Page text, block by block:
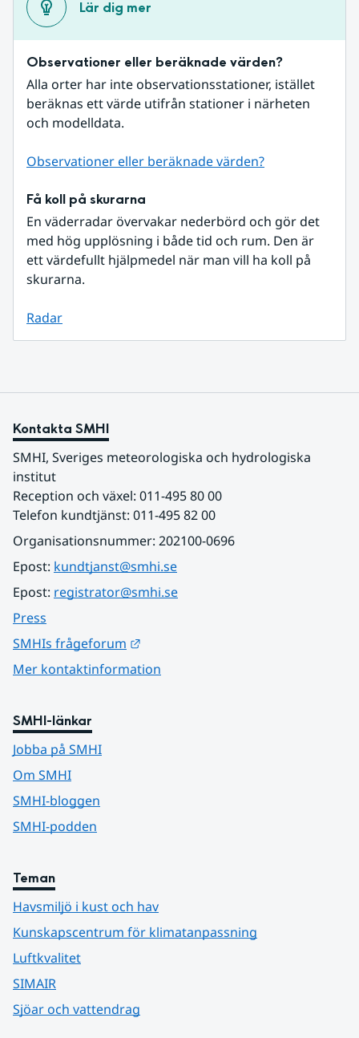
Lär dig mer
Observationer eller beräknade värden?
Alla orter har inte observationsstationer, istället
beräknas ett värde utifrån stationer i närheten
och modelldata.
Observationer eller beräknade värden?
Få koll på skurarna
En väderradar övervakar nederbörd och gör det
med hög upplösning i både tid och rum. Den är
ett värdefullt hjälpmedel när man vill ha koll på
skurarna.
Radar
Kontakta SMHI
SMHI, Sveriges meteorologiska och hydrologiska
institut
Reception och växel: 011-495 80 00
Telefon kundtjänst: 011-495 82 00
Organisationsnummer: 202100-0696
Epost: kundtjanst@smhi.se
Epost: registrator@smhi.se
Press
SMHIs frågeforum
Mer kontaktinformation
SMHI-länkar
Jobba på SMHI
Om SMHI
SMHI-bloggen
SMHI-podden
Teman
Havsmiljö i kust och hav
Kunskapscentrum för klimatanpassning
Luftkvalitet
SIMAIR
Sjöar och vattendrag